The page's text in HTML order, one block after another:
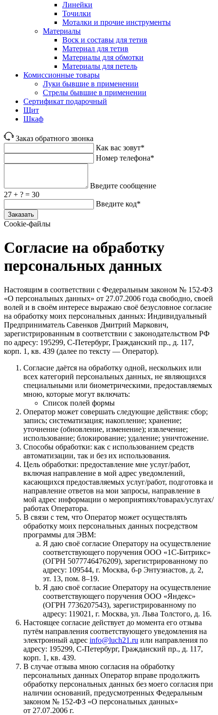
Линейки
Точилки
Моталки и прочие инструменты
Материалы
Воск и составы для тетив
Материал для тетив
Материалы для обмотки
Материалы для петель
Комиссионные товары
Луки бывшие в применении
Стрелы бывшие в применении
Сертификат подарочный
Щит
Шкаф
Заказ обратного звонка
Как вас зовут*
Номер телефона*
Введите сообщение
27 + ? = 30
Введите код*
Заказать
Cookie-файлы
Согласие на обработку
персональных данных
Настоящим в соответствии с Федеральным законом № 152‑ФЗ
«О персональных данных» от 27.07.2006 года свободно, своей
волей и в своём интересе выражаю своё безусловное согласие
на обработку моих персональных данных: Индивидуальный
Предприниматель Савенков Дмитрий Маркович,
зарегистрированным в соответствии с законодательством РФ
по адресу: 195299, С‑Петербург, Гражданский пр., д. 117,
корп. 1, кв. 439 (далее по тексту — Оператор).
Согласие даётся на обработку одной, нескольких или
всех категорий персональных данных, не являющихся
специальными или биометрическими, предоставляемых
мною, которые могут включать:
Список полей формы
Оператор может совершать следующие действия: сбор;
запись; систематизация; накопление; хранение;
уточнение (обновление, изменение); извлечение;
использование; блокирование; удаление; уничтожение.
Способы обработки: как с использованием средств
автоматизации, так и без их использования.
Цель обработки: предоставление мне услуг/работ,
включая направление в мой адрес уведомлений,
касающихся предоставляемых услуг/работ, подготовка и
направление ответов на мои запросы, направление в
мой адрес информации о мероприятиях/товарах/услугах/
работах Оператора.
В связи с тем, что Оператор может осуществлять
обработку моих персональных данных посредством
программы для ЭВМ:
Я даю своё согласие Оператору на осуществление
соответствующего поручения ООО «1С‑Битрикс»
(ОГРН 5077746476209), зарегистрированному по
адресу: 109544, г. Москва, б‑р Энтузиастов, д. 2,
эт. 13, пом. 8–19.
Я даю своё согласие Оператору на осуществление
соответствующего поручения ООО «Яндекс»
(ОГРН 7736207543), зарегистрированному по
адресу: 119021, г. Москва, ул. Льва Толстого, д. 16.
Настоящее согласие действует до момента его отзыва
путём направления соответствующего уведомления на
электронный адрес info@luch21.ru или направления по
адресу: 195299, С‑Петербург, Гражданский пр., д. 117,
корп. 1, кв. 439.
В случае отзыва мною согласия на обработку
персональных данных Оператор вправе продолжить
обработку персональных данных без моего согласия при
наличии оснований, предусмотренных Федеральным
законом № 152‑ФЗ «О персональных данных»
от 27.07.2006 г.